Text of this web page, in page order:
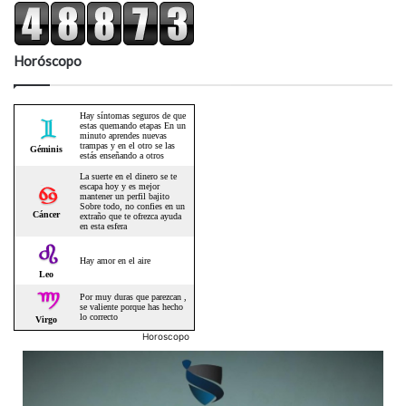
Horóscopo
Horoscopo